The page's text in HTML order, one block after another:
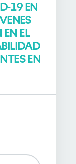
19 EN
EN EL
EN